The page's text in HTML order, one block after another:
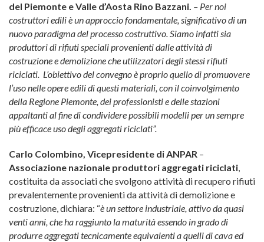
del Piemonte e Valle d’Aosta Rino Bazzani. – Per noi
costruttori edili è un approccio fondamentale, significativo di un
nuovo paradigma del processo costruttivo. Siamo infatti sia
produttori di rifiuti speciali provenienti dalle attività di
costruzione e demolizione che utilizzatori degli stessi rifiuti
riciclati. L’obiettivo del convegno è proprio quello di promuovere
l’uso nelle opere edili di questi materiali, con il coinvolgimento
della Regione Piemonte, dei professionisti e delle stazioni
appaltanti al fine di condividere possibili modelli per un sempre
più efficace uso degli aggregati riciclati”.
Carlo Colombino, Vicepresidente di ANPAR –
Associazione nazionale produttori aggregati riciclati,
costituita da associati che svolgono attività di recupero rifiuti
prevalentemente provenienti da attività di demolizione e
costruzione, dichiara: “è un settore industriale, attivo da quasi
venti anni, che ha raggiunto la maturità essendo in grado di
produrre aggregati tecnicamente equivalenti a quelli di cava ed